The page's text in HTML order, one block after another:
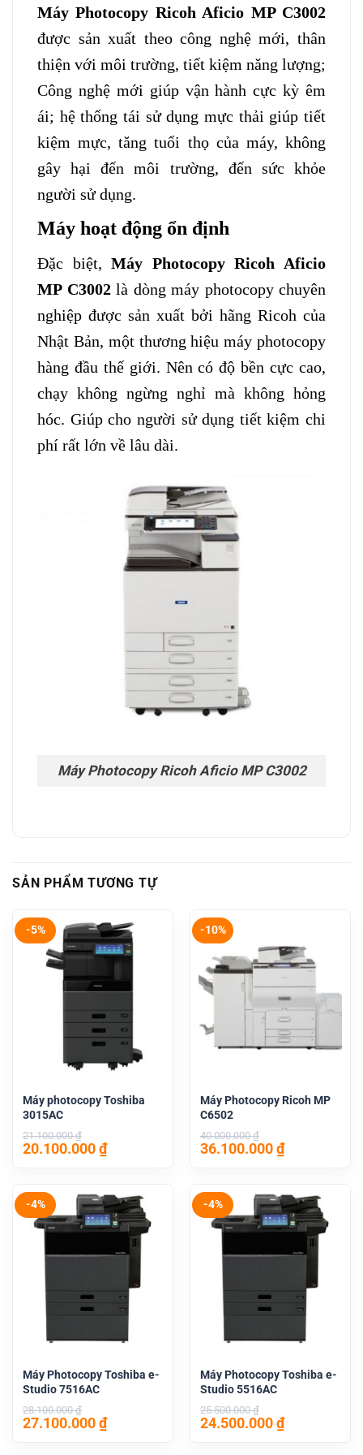
Máy Photocopy Ricoh Aficio MP C3002
được sản xuất theo công nghệ mới, thân
thiện với môi trường, tiết kiệm năng lượng;
Công nghệ mới giúp vận hành cực kỳ êm
ái; hệ thống tái sử dụng mực thải giúp tiết
kiệm mực, tăng tuổi thọ của máy, không
gây hại đến môi trường, đến sức khỏe
người sử dụng.
Máy hoạt động ổn định
Đặc biệt,Máy Photocopy Ricoh Aficio
MP C3002là dòng máy photocopy chuyên
nghiệp được sản xuất bởi hãng Ricoh của
Nhật Bản, một thương hiệu máy photocopy
hàng đầu thế giới. Nên có độ bền cực cao,
chạy không ngừng nghỉ mà không hỏng
hóc. Giúp cho người sử dụng tiết kiệm chi
phí rất lớn về lâu dài.
Máy Photocopy Ricoh Aficio MP C3002
SẢN PHẨM TƯƠNG TỰ
-5%
Máy photocopy Toshiba
3015AC
21.100.000₫
Giá
21.100.000 ₫.
20.100.000₫Giá
hiện
là:
20.100.000 ₫.
-10%
Máy Photocopy Ricoh MP
C6502
40.000.000₫
Giá
40.000.000 ₫.
36.100.000₫Giá
hiện
là:
36.100.000
-4%
Máy Photocopy Toshiba e-
Studio 7516AC
28.100.000₫
Giá
27.100.000₫Giá
hiện
-4%
Máy Photocopy Toshiba e-
Studio 5516AC
25.500.000₫
Giá
24.500.000₫Giá
hiện